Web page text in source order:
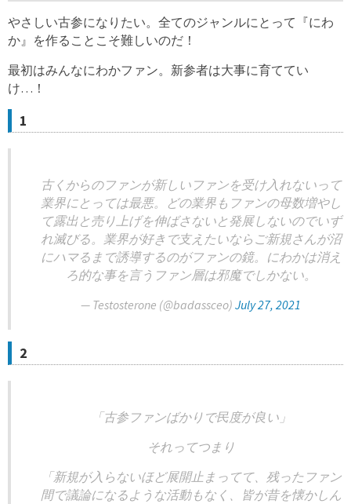
やさしい古参になりたい。全てのジャンルにとって『にわ
か』を作ることこそ難しいのだ！
最初はみんなにわかファン。新参者は大事に育ててい
け…！
1
古くからのファンが新しいファンを受け入れないって
業界にとっては最悪。どの業界もファンの母数増やし
て露出と売り上げを伸ばさないと発展しないのでいず
れ滅びる。業界が好きで支えたいならご新規さんが沼
にハマるまで誘導するのがファンの鏡。にわかは消え
ろ的な事を言うファン層は邪魔でしかない。
— Testosterone (@badassceo) July 27, 2021
2
「古参ファンばかりで民度が良い」
それってつまり
「新規が入らないほど展開止まってて、残ったファン
間で議論になるような活動もなく、皆が昔を懐かしん